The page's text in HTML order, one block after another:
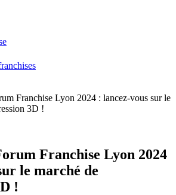
Franchise Lyon 2024 : lancez-vous sur le
3D !
Franchise Lyon 2024
le marché de
!